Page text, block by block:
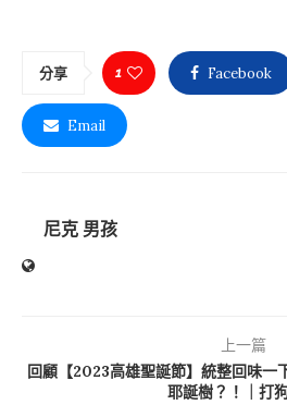
分享 1 Facebook
Email
尼克 男孩
上一篇
回顧【2023高雄聖誕節】統整回味一
耶誕樹？！｜打